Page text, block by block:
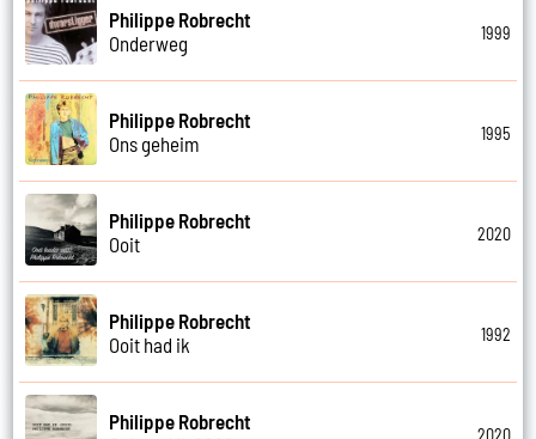
Philippe Robrecht
Onderweg
1999
Philippe Robrecht
Ons geheim
1995
Philippe Robrecht
Ooit
2020
Philippe Robrecht
Ooit had ik
1992
Philippe Robrecht
2020